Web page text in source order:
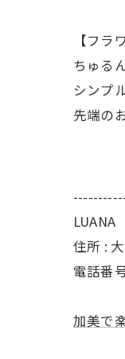
【フラ
ちゅる
シンプ
先端の
LUANA
住所 :
電話番
加美で